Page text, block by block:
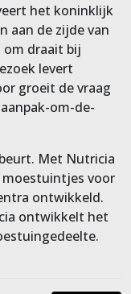
het koninklijk
aan de zijde van
om draait bij
levert
groeit de vraag
om-de-
Met Nutricia
voor
ontwikkeld.
ontwikkelt het